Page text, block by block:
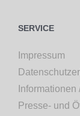
SERVICE
Impressum
Presse- und